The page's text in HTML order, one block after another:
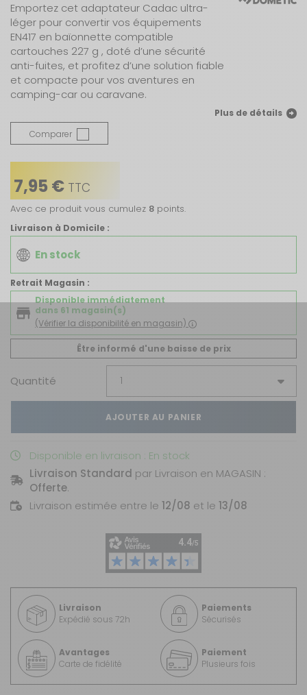
Emportez cet adaptateur Cadac ultra-
léger pour convertir vos équipements
EN417 en baïonnette compatible
cartouches 227 g , doté d’une sécurité
anti-fuites, et profitez d’une solution fiable
et compacte pour vos aventures en
camping-car ou caravane.
Plus de détails
Comparer
7,95 € TTC
Avec ce produit vous cumulez 8 points.
Livraison à Domicile :
En stock
Retrait Magasin :
Disponible immédiatement
dans 61 magasin(s)
(Vérifier la disponibilité en magasin)
Être informé d'une baisse de prix
Quantité
AJOUTER AU PANIER
Disponible en livraison : En stock
Livraison Standard par Livraison en MAGASIN :
Offerte.
Livraison estimée entre le 12/08 et le 13/08
Livraison
Expédié sous 72h
Paiements
Sécurisés
Avantages
Carte de fidélité
Paiement
Plusieurs fois